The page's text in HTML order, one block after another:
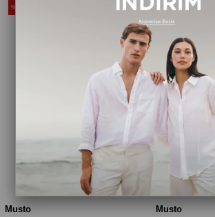
Musto
%20
Musto
%20